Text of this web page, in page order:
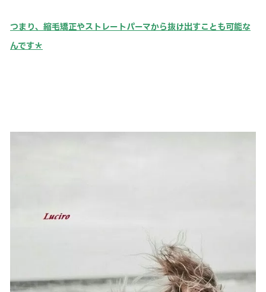
つまり、縮毛矯正やストレートパーマから抜け出すことも可能な
んです＊